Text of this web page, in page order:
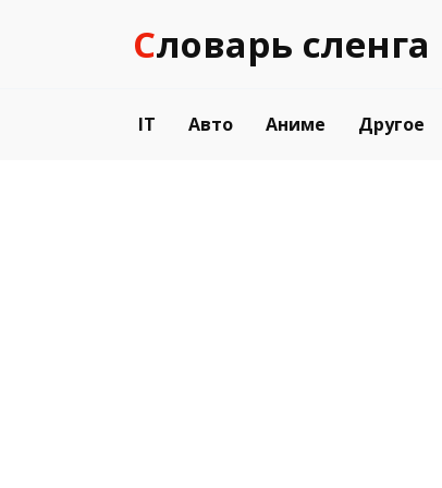
Словарь сленга
IT Авто Аниме Другое